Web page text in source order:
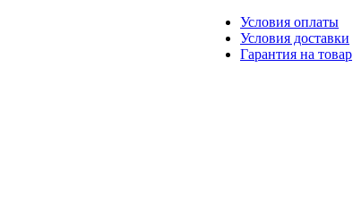
Условия оплаты
Условия доставки
Гарантия на товар